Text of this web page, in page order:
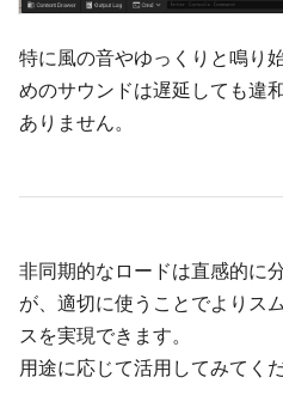
特に風の音やゆっくりと鳴り
めのサウンドは遅延しても違
ありません。
非同期的なロードは直感的に
が、適切に使うことでよりス
スを実現できます。
用途に応じて活用してみてくだ